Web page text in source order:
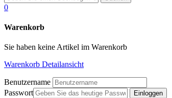
0
Warenkorb
Sie haben keine Artikel im Warenkorb
Warenkorb Detailansicht
Benutzername
Passwort